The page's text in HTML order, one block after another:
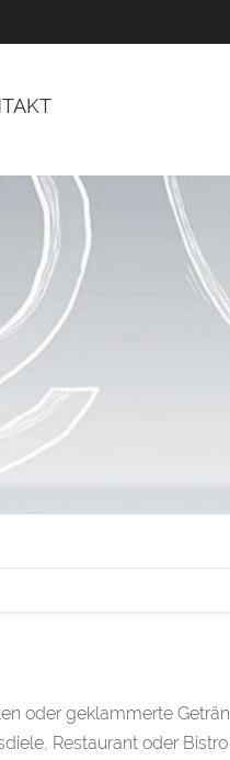
oder geklammerte
Restaurant oder